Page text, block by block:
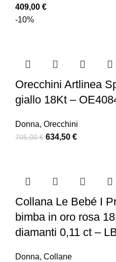
409,00 €
-10%
Orecchini Artlinea
giallo 18Kt –
Donna, Orecchini
705,00€ 634,50 €
Collana Le Bebé I
bimba in oro rosa
diamanti 0,11 ct –
Donna, Collane